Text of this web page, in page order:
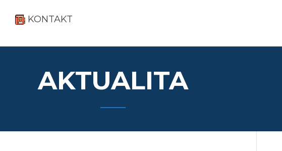
KONTAKT
AKTUALITA